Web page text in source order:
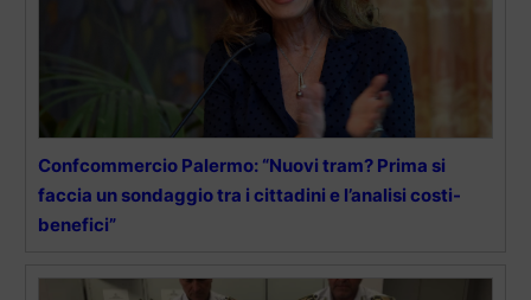
Confcommercio Palermo: “Nuovi tram? Prima si
faccia un sondaggio tra i cittadini e l’analisi costi-
benefici”